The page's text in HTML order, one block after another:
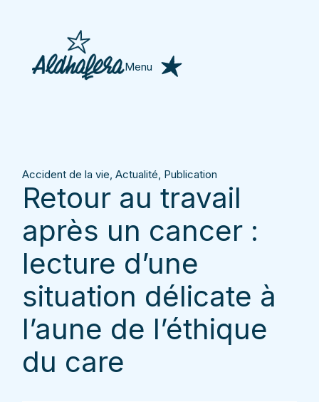
Menu
Accident de la vie,Actualité, Publication
Retour au travail
après un cancer :
lecture d’une
situation délicate à
l’aune de l’éthique
du care